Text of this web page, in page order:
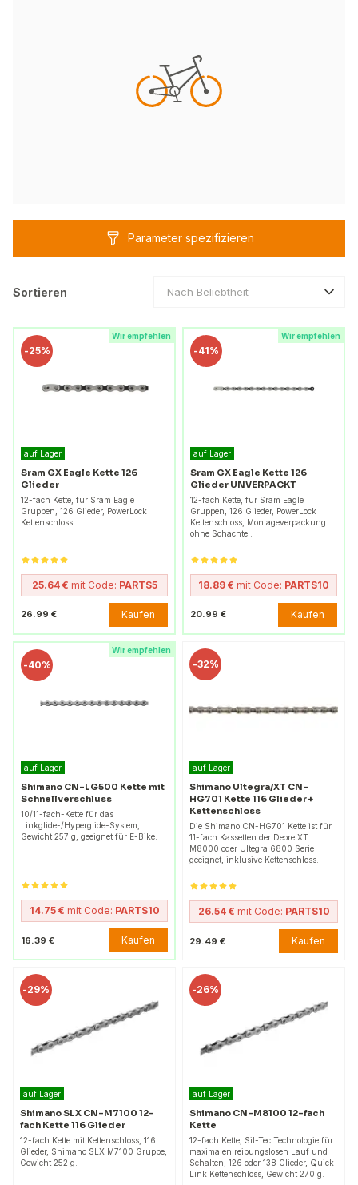
Parameter spezifizieren
Sortieren Nach Beliebtheit
Wir empfehlen
-25%
auf Lager
Sram GX Eagle Kette 126
Glieder
12-fach Kette, für Sram Eagle
Gruppen, 126 Glieder, PowerLock
Kettenschloss.
25.64 € mit Code: PARTS5
26.99 € Kaufen
Wir empfehlen
-41%
auf Lager
Sram GX Eagle Kette 126
Glieder UNVERPACKT
12-fach Kette, für Sram Eagle
Gruppen, 126 Glieder, PowerLock
Kettenschloss, Montageverpackung
ohne Schachtel.
18.89 € mit Code: PARTS10
20.99 € Kaufen
Wir empfehlen
-40%
auf Lager
Shimano CN-LG500 Kette mit
Schnellverschluss
10/11-fach-Kette für das
Linkglide-/Hyperglide-System,
Gewicht 257 g, geeignet für E-Bike.
14.75 € mit Code: PARTS10
16.39 € Kaufen
-32%
auf Lager
Shimano Ultegra/XT CN-
HG701 Kette 116 Glieder +
Kettenschloss
Die Shimano CN-HG701 Kette ist für
11-fach Kassetten der Deore XT
M8000 oder Ultegra 6800 Serie
geeignet, inklusive Kettenschloss.
26.54 € mit Code: PARTS10
29.49 € Kaufen
-29%
auf Lager
Shimano SLX CN-M7100 12-
fach Kette 116 Glieder
12-fach Kette mit Kettenschloss, 116
Glieder, Shimano SLX M7100 Gruppe,
Gewicht 252 g.
-26%
auf Lager
Shimano CN-M8100 12-fach
Kette
12-fach Kette, Sil-Tec Technologie für
maximalen reibungslosen Lauf und
Schalten, 126 oder 138 Glieder, Quick
Link Kettenschloss, Gewicht 270 g.